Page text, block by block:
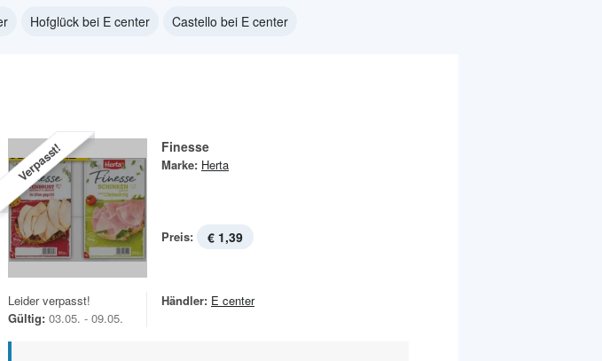
Hofglück bei E center Castello bei E center
Verpasst! Finesse
Marke: Herta
Preis: € 1,39
Leider verpasst!
Gültig: 03.05. - 09.05.
Händler: E center